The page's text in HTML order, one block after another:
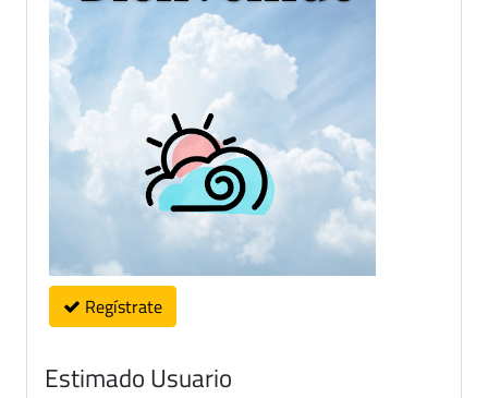
Regístrate
Estimado Usuario